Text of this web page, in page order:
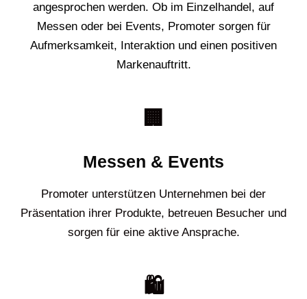
angesprochen werden. Ob im Einzelhandel, auf
Messen oder bei Events, Promoter sorgen für
Aufmerksamkeit, Interaktion und einen positiven
Markenauftritt.
🏢
Messen & Events
Promoter unterstützen Unternehmen bei der
Präsentation ihrer Produkte, betreuen Besucher und
sorgen für eine aktive Ansprache.
🛍️